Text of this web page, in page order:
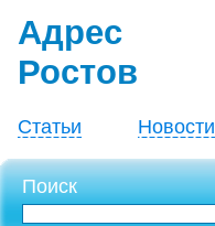
Адрес
Ростов
Статьи Новости
Поиск